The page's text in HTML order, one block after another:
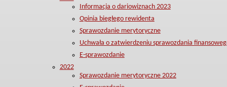
Informacja o dariowiznach 2023
Opinia biegłego rewidenta
Sprawozdanie merytoryczne
Uchwała o zatwierdzeniu sprawozdania
E-sprawozdanie
2022
Sprawozdanie merytoryczne 2022